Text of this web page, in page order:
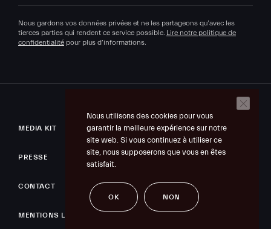
Nous gardons vos données privées et ne les partageons qu’avec les
tierces parties qui rendent ce service possible. Lire notre politique de
confidentialité pour plus d’informations.
MEDIA KIT
PRESSE
CONTACT
MENTIONS LÉGALES
Nous utilisons des cookies pour vous
garantir la meilleure expérience sur notre
site web. Si vous continuez à utiliser ce
site, nous supposerons que vous en êtes
satisfait.
OK NON